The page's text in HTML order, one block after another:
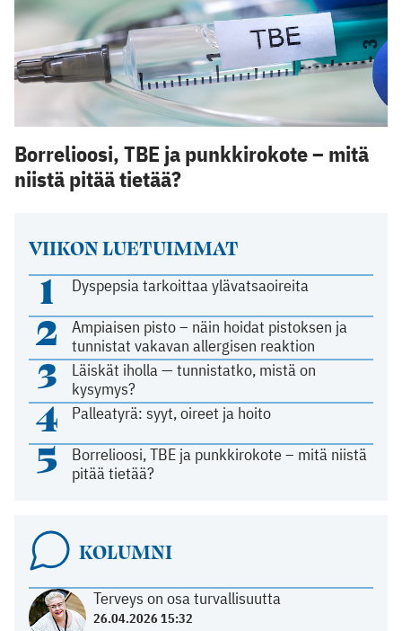
VIIKON LUETUIMMAT
1 Dyspepsia tarkoittaa ylävatsaoireita
2
Ampiaisen pisto – näin hoidat pistoksen ja
tunnistat vakavan allergisen reaktion
3
Läiskät iholla — tunnistatko, mistä on
kysymys?
4 Palleatyrä: syyt, oireet ja hoito
5
Borrelioosi, TBE ja punkkirokote – mitä niistä
pitää tietää?
KOLUMNI
Terveys on osa turvallisuutta
26.04.2026 15:32
Borrelioosi, TBE ja punkkirokote – mitä
niistä pitää tietää?